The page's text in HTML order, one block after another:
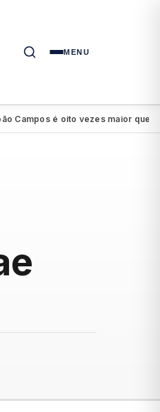
MENU
é oito vezes maior que o